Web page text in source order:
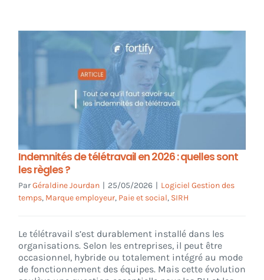
Indemnités de télétravail en 2026 : quelles sont
les règles ?
ParGéraldine Jourdan | 25/05/2026 | Logiciel Gestion des
temps, Marque employeur, Paie et social, SIRH
Le télétravail s’est durablement installé dans les
organisations. Selon les entreprises, il peut être
occasionnel, hybride ou totalement intégré au mode
de fonctionnement des équipes. Mais cette évolution